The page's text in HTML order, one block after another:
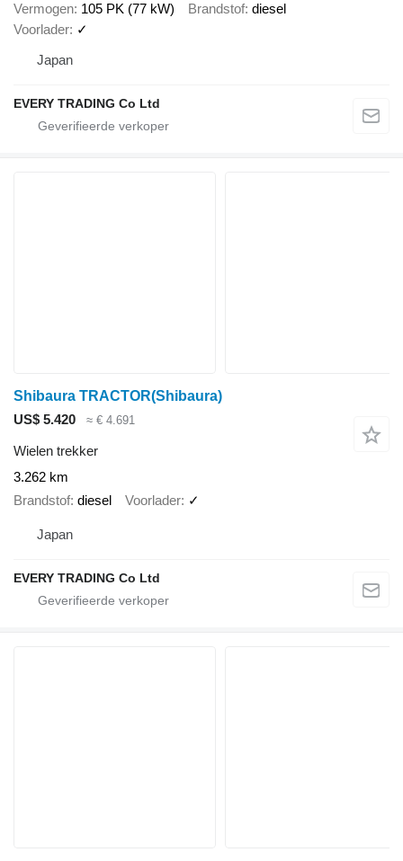
Vermogen 105 PK (77 kW) Brandstof diesel
Voorlader ✓
Japan
EVERY TRADING Co Ltd
Shibaura TRACTOR(Shibaura)
US$ 5.420
≈ € 4.691
Wielen trekker
3.262 km
Brandstof diesel Voorlader ✓
Japan
EVERY TRADING Co Ltd